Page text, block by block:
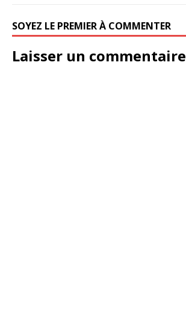
SOYEZ LE PREMIER À COMMENTER
Laisser un commentaire